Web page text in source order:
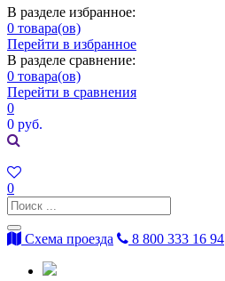
В разделе избранное:
0 товара(ов)
Перейти в избранное
В разделе сравнение:
0 товара(ов)
Перейти в сравнения
0
0 руб.
0
Схема проезда 8 800 333 16 94